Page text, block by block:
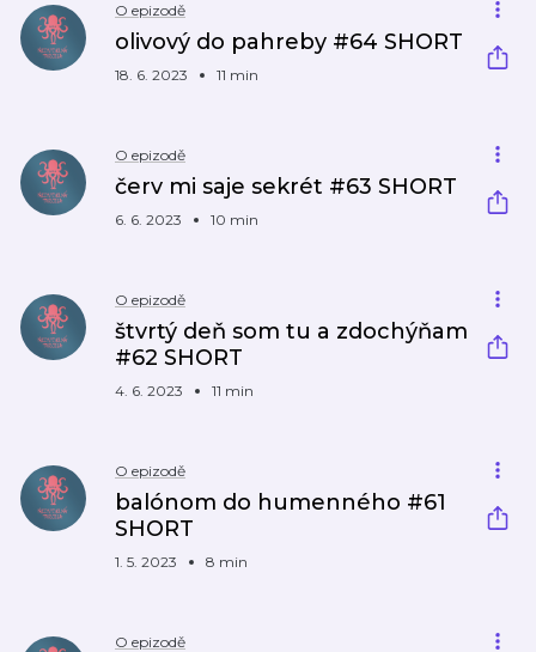
O epizodě
olivový do pahreby #64 SHORT
18. 6. 2023 11 min
O epizodě
červ mi saje sekrét #63 SHORT
6. 6. 2023 10 min
O epizodě
štvrtý deň som tu a zdochýňam
#62 SHORT
4. 6. 2023 11 min
O epizodě
balónom do humenného #61
SHORT
1. 5. 2023 8 min
O epizodě